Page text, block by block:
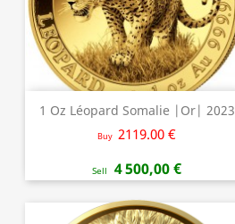
1 Oz Léopard Somalie |Or| 2023
Buy 2119.00 €
Sell 4 500,00 €